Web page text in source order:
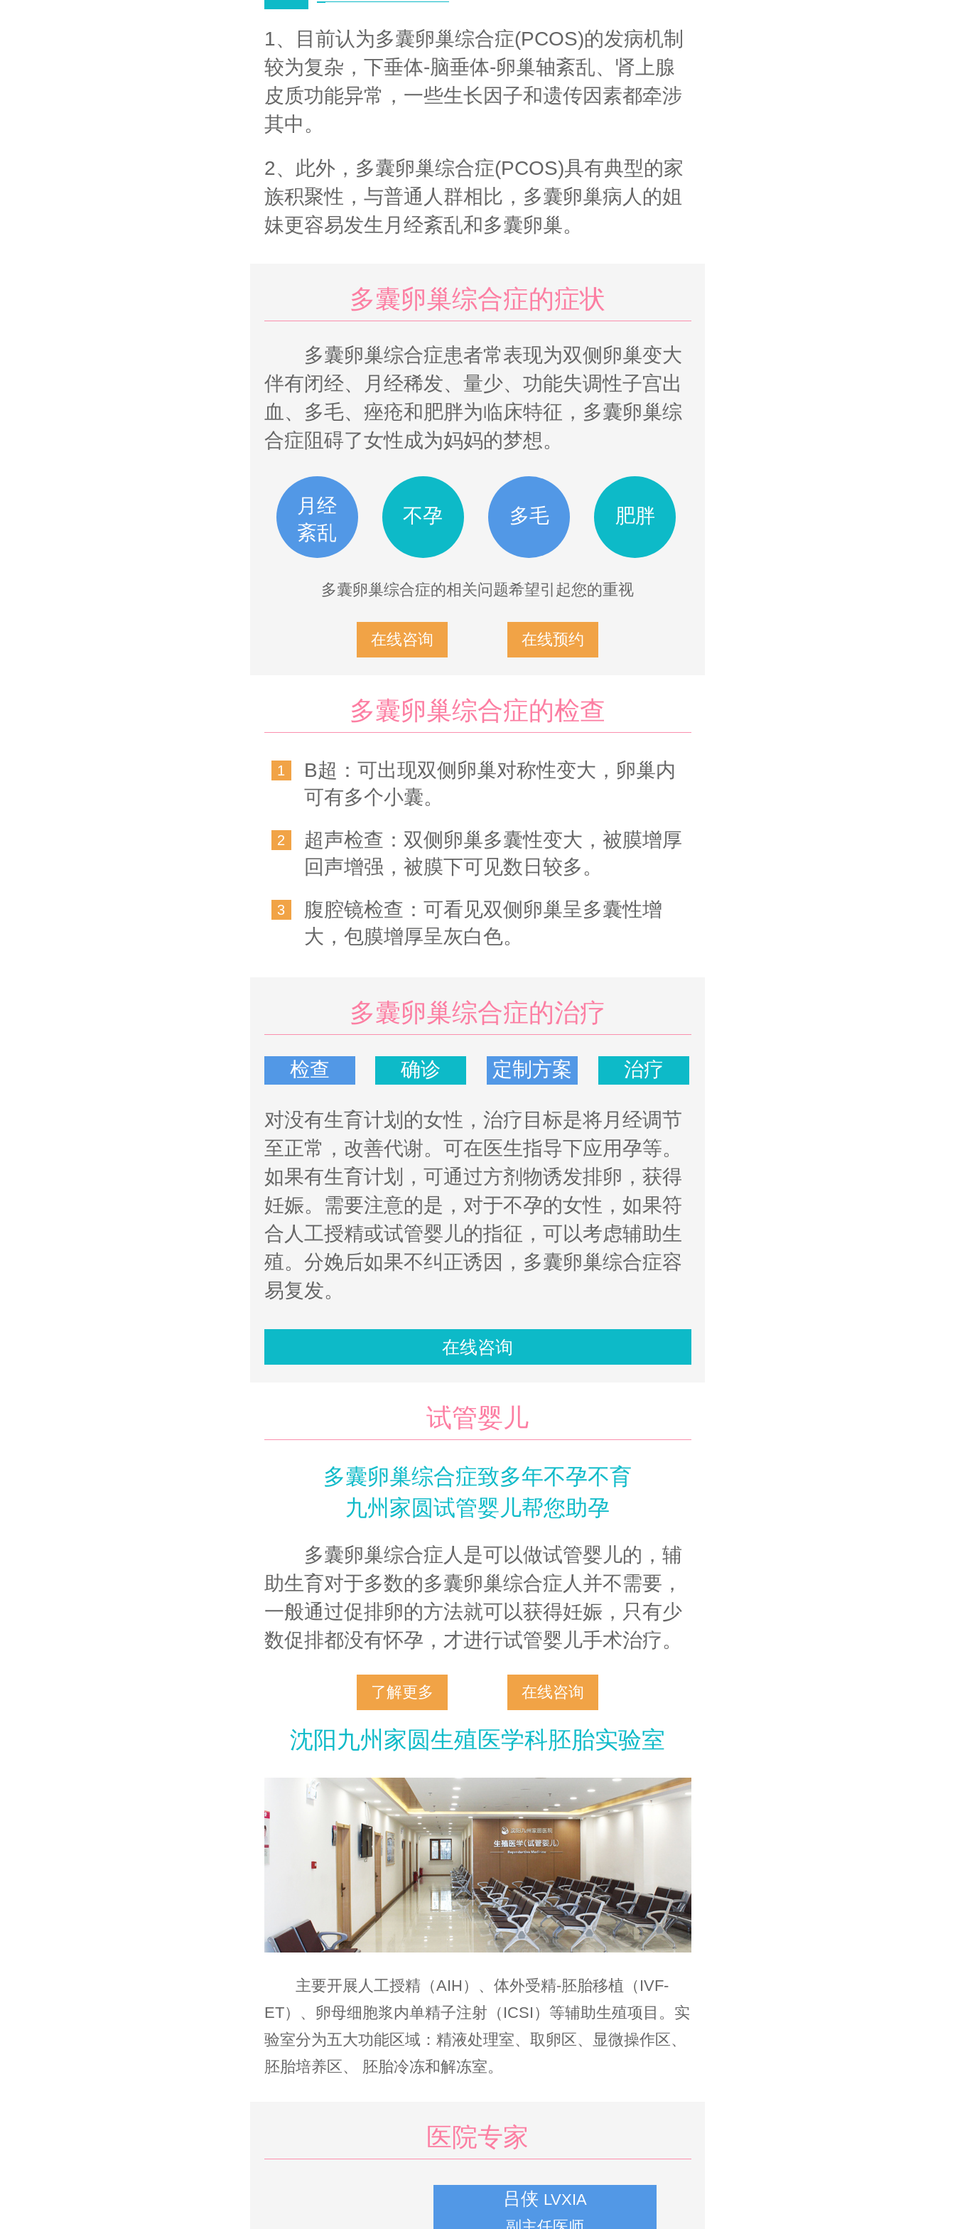
温馨环境
新闻资讯
1、目前认为多囊卵巢综合症(PCOS)的发病机制
较为复杂，下垂体-脑垂体-卵巢轴紊乱、肾上腺
皮质功能异常，一些生长因子和遗传因素都牵涉
其中。
2、此外，多囊卵巢综合症(PCOS)具有典型的家
族积聚性，与普通人群相比，多囊卵巢病人的姐
妹更容易发生月经紊乱和多囊卵巢。
多囊卵巢综合症的症状
多囊卵巢综合症患者常表现为双侧卵巢变大
伴有闭经、月经稀发、量少、功能失调性子宫出
血、多毛、痤疮和肥胖为临床特征，多囊卵巢综
合症阻碍了女性成为妈妈的梦想。
月经
紊乱
不孕 多毛 肥胖
多囊卵巢综合症的相关问题希望引起您的重视
在线咨询 在线预约
多囊卵巢综合症的检查
1
B超：可出现双侧卵巢对称性变大，卵巢内
可有多个小囊。
2
超声检查：双侧卵巢多囊性变大，被膜增厚
回声增强，被膜下可见数日较多。
3
腹腔镜检查：可看见双侧卵巢呈多囊性增
大，包膜增厚呈灰白色。
多囊卵巢综合症的治疗
检查 确诊 定制方案 治疗
对没有生育计划的女性，治疗目标是将月经调节
至正常，改善代谢。可在医生指导下应用孕等。
如果有生育计划，可通过方剂物诱发排卵，获得
妊娠。需要注意的是，对于不孕的女性，如果符
合人工授精或试管婴儿的指征，可以考虑辅助生
殖。分娩后如果不纠正诱因，多囊卵巢综合症容
易复发。
在线咨询
试管婴儿
多囊卵巢综合症致多年不孕不育
九州家圆试管婴儿帮您助孕
多囊卵巢综合症人是可以做试管婴儿的，辅
助生育对于多数的多囊卵巢综合症人并不需要，
一般通过促排卵的方法就可以获得妊娠，只有少
数促排都没有怀孕，才进行试管婴儿手术治疗。
了解更多 在线咨询
沈阳九州家圆生殖医学科胚胎实验室
主要开展人工授精（AIH）、体外受精-胚胎移植（IVF-
ET）、卵母细胞浆内单精子注射（ICSI）等辅助生殖项目。实
验室分为五大功能区域：精液处理室、取卵区、显微操作区、
胚胎培养区、 胚胎冷冻和解冻室。
医院专家
胡淑敏HUSHUMIN
关凤云GUANFENGYUN
吕侠 LVXIA